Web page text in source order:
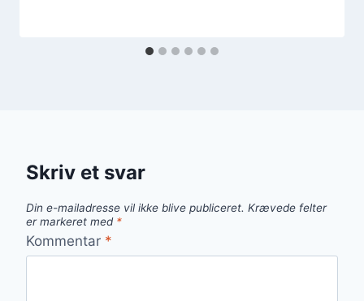
Skriv et svar
Din e-mailadresse vil ikke blive publiceret. Krævede felter
er markeret med *
Kommentar *